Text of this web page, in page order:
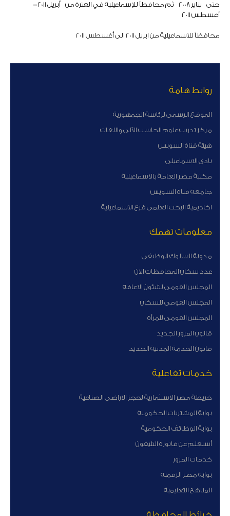
حتى يناير 2008 ثم محافظاً للإسماعيلية في الفترة من أبريل 2011
-
أغسطس 2011
محافظاً للاسماعيلية من ابريل 2011 الى أغسطس 2011
روابط هامة
الموقع الرسمى لرئاسة الجمهورية
مركز تدريب علوم الحاسب الآلى واللغات
هيئة قناة السوبس
نادى الاسماعيلى
مكتبة مصر العامة بالاسماعيلية
جامعة قناة السويس
اكاديمية البحث العلمى فرع الاسماعيلية
معلومات تهمك
مدونة السلوك الوظيفى
عدد سكان المحافظات الان
المجلس القومى لشئون الاعاقة
المجلس القومى للسكان
المجلس القومى للمرأة
قانون المرور الجديد
قانون الخدمة المدنية الجديد
خدمات تفاعلية
خريطة مصر الاستثمارية لحجز الاراضى الصناعية
بوابة المشتريات الحكومية
بوابة الوظائف الحكومية
أستعلم عن فاتورة التليفون
خدمات المرور
بوابة مصر الرقمية
المناهج التعليمية